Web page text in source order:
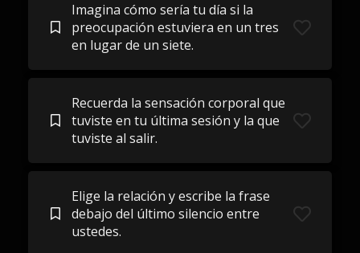
Imagina cómo sería tu día si la
preocupación estuviera en un tres
en lugar de un siete.
Recuerda la sensación corporal que
tuviste en tu última sesión y la que
tuviste al salir.
Elige la relación y escribe la frase
debajo del último silencio entre
ustedes.